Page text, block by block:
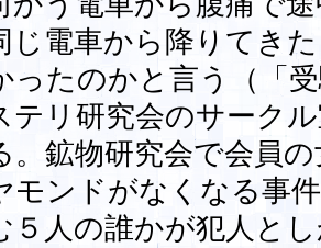
じ電車から降りてき
ったのかと言う（「
リ研究会のサーク
。鉱物研究会で会員
モンドがなくなる事
５人の誰かが犯人と